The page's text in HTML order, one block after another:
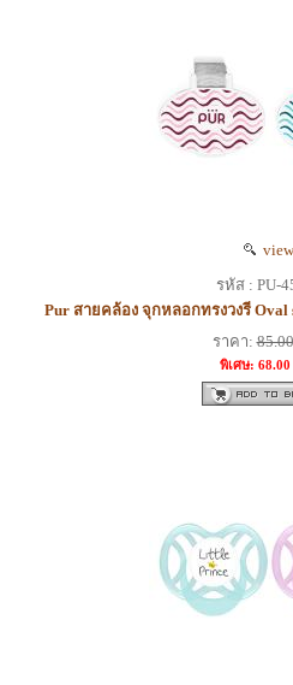
view
รหัส : PU-
Pur สายคล้อง จุกหลอกทรงวงรี Oval
ราคา:85.00
พิเศษ: